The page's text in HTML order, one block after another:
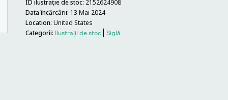
ID ilustrație de stoc: 2152624908
Data încărcării: 13 Mai 2024
Location: United States
Categorii: Ilustrații de stoc Siglă